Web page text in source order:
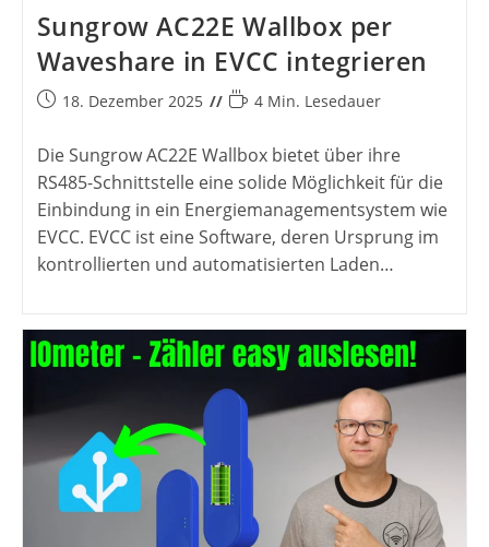
Sungrow AC22E Wallbox per
Waveshare in EVCC integrieren
Beitrag18. Dezember 2025 Lesedauer:
4 Min. Lesedauer
Die Sungrow AC22E Wallbox bietet über ihre
RS485-Schnittstelle eine solide Möglichkeit für die
Einbindung in ein Energiemanagementsystem wie
EVCC. EVCC ist eine Software, deren Ursprung im
kontrollierten und automatisierten Laden…